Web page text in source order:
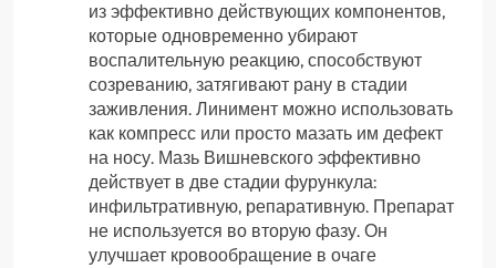
из эффективно действующих компонентов,
которые одновременно убирают
воспалительную реакцию, способствуют
созреванию, затягивают рану в стадии
заживления. Линимент можно использовать
как компресс или просто мазать им дефект
на носу. Мазь Вишневского эффективно
действует в две стадии фурункула:
инфильтративную, репаративную. Препарат
не используется во вторую фазу. Он
улучшает кровообращение в очаге